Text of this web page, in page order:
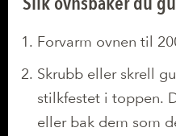
Forvarm ovnen til
Skrubb eller skrell
stilkfestet i toppen.
eller bak dem som